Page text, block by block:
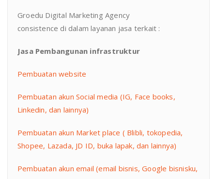
Groedu Digital Marketing Agency
consistence di dalam layanan jasa terkait :
Jasa Pembangunan infrastruktur
Pembuatan website
Pembuatan akun Social media (IG, Face books,
Linkedin, dan lainnya)
Pembuatan akun Market place ( Blibli, tokopedia,
Shopee, Lazada, JD ID, buka lapak, dan lainnya)
Pembuatan akun email (email bisnis, Google bisnisku,